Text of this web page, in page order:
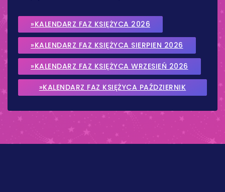
»KALENDARZ FAZ KSIĘŻYCA 2026
»KALENDARZ FAZ KSIĘŻYCA SIERPIEN 2026
»KALENDARZ FAZ KSIĘŻYCA WRZESIEŃ 2026
»KALENDARZ FAZ KSIĘŻYCA PAŹDZIERNIK